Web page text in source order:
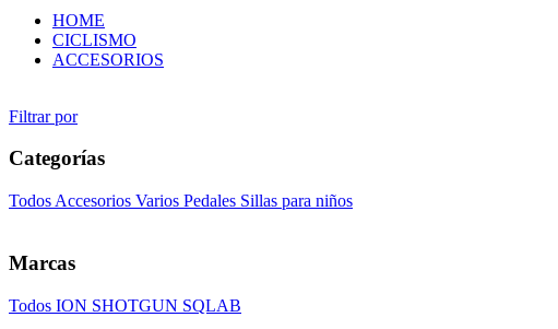
HOME
CICLISMO
ACCESORIOS
Filtrar por
Categorías
Todos Accesorios Varios Pedales Sillas para niños
Marcas
Todos ION SHOTGUN SQLAB